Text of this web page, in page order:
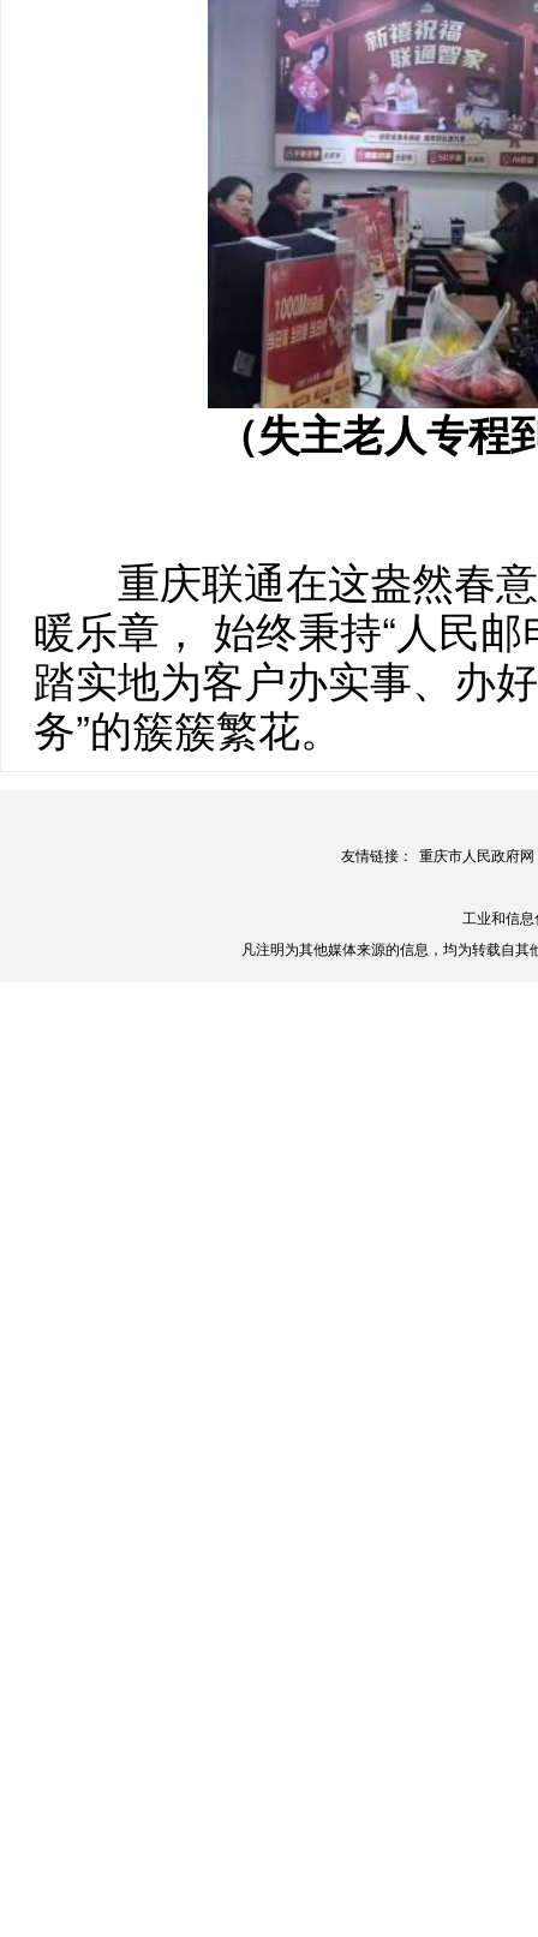
（失主老人专
重庆联通在这盎然春意
暖乐章， 始终秉持“人民
踏实地为客户办实事、办
务”的簇簇繁花。
友情链接： 重庆市人民政府网
工业和信
凡注明为其他媒体来源的信息，均为转载自